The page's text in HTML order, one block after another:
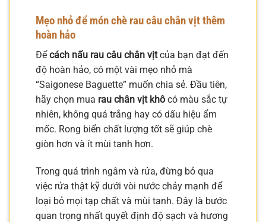
Mẹo nhỏ để món chè rau câu chân vịt thêm
hoàn hảo
Để cách nấu rau câu chân vịtcủa bạn đạt đến
độ hoàn hảo, có một vài mẹo nhỏ mà
“Saigonese Baguette” muốn chia sẻ. Đầu tiên,
hãy chọn mua rau chân vịt khô có màu sắc tự
nhiên, không quá trắng hay có dấu hiệu ẩm
mốc. Rong biển chất lượng tốt sẽ giúp chè
giòn hơn và ít mùi tanh hơn.
Trong quá trình ngâm và rửa, đừng bỏ qua
việc rửa thật kỹ dưới vòi nước chảy mạnh để
loại bỏ mọi tạp chất và mùi tanh. Đây là bước
quan trọng nhất quyết định độ sạch và hương